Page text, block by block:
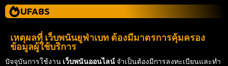
UFA8S
เหตุผลที่ เว็บพนันยูฟ่าเบท ต้องมีมาตรการคุ้มครอง
ข้อมูลผู้ใช้บริการ
ปัจจุบันการใช้งาน เว็บพนันออนไลน์จำเป็นต้องมีการลงทะเบียนและทำ